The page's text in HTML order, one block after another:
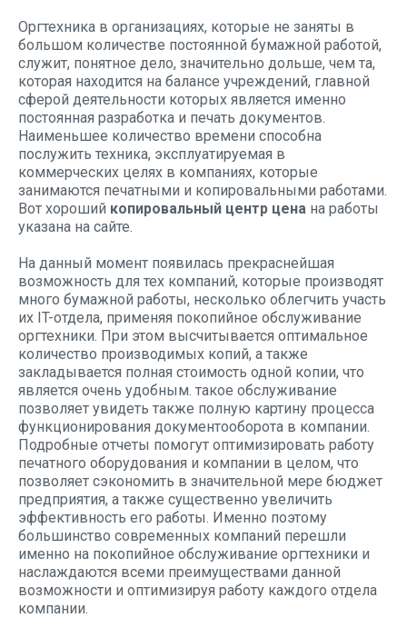
Оргтехника в организациях, которые не заняты в
большом количестве постоянной бумажной работой,
служит, понятное дело, значительно дольше, чем та,
которая находится на балансе учреждений, главной
сферой деятельности которых является именно
постоянная разработка и печать документов.
Наименьшее количество времени способна
послужить техника, эксплуатируемая в
коммерческих целях в компаниях, которые
занимаются печатными и копировальными работами.
Вот хороший копировальный центр цена на работы
указана на сайте.
На данный момент появилась прекраснейшая
возможность для тех компаний, которые производят
много бумажной работы, несколько облегчить участь
их IT-отдела, применяя покопийное обслуживание
оргтехники. При этом высчитывается оптимальное
количество производимых копий, а также
закладывается полная стоимость одной копии, что
является очень удобным. такое обслуживание
позволяет увидеть также полную картину процесса
функционирования документооборота в компании.
Подробные отчеты помогут оптимизировать работу
печатного оборудования и компании в целом, что
позволяет сэкономить в значительной мере бюджет
предприятия, а также существенно увеличить
эффективность его работы. Именно поэтому
большинство современных компаний перешли
именно на покопийное обслуживание оргтехники и
наслаждаются всеми преимуществами данной
возможности и оптимизируя работу каждого отдела
компании.